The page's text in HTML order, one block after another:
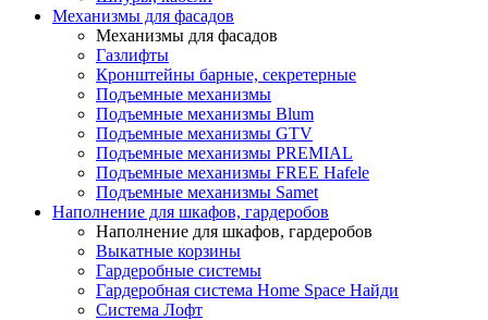
Механизмы для фасадов
Механизмы для фасадов
Газлифты
Кронштейны барные, секретерные
Подъемные механизмы
Подъемные механизмы Blum
Подъемные механизмы GTV
Подъемные механизмы PREMIAL
Подъемные механизмы FREE Hafele
Подъемные механизмы Samet
Наполнение для шкафов, гардеробов
Наполнение для шкафов, гардеробов
Выкатные корзины
Гардеробные системы
Гардеробная система Home Space Найди
Система Лофт